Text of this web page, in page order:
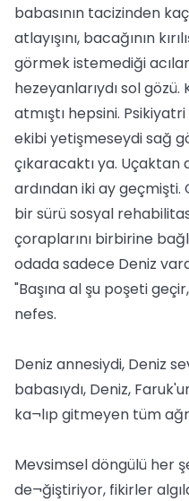
babasının tacizinden
atlayışını, bacağının
görmek istemediği
hezeyanlarıydı sol
atmıştı hepsini. Psikiyatri
ekibi yetişmeseydi sağ
çıkaracaktı ya. Uçaktan
ardından iki ay geçmişti.
bir sürü sosyal
çoraplarını birbirine
odada sadece Deniz
"Başına al şu poşeti
nefes.
Deniz annesiydi, Deniz
babasıydı, Deniz,
ka¬lıp gitmeyen tüm
Mevsimsel döngülü her
de¬ğiştiriyor, fikirler